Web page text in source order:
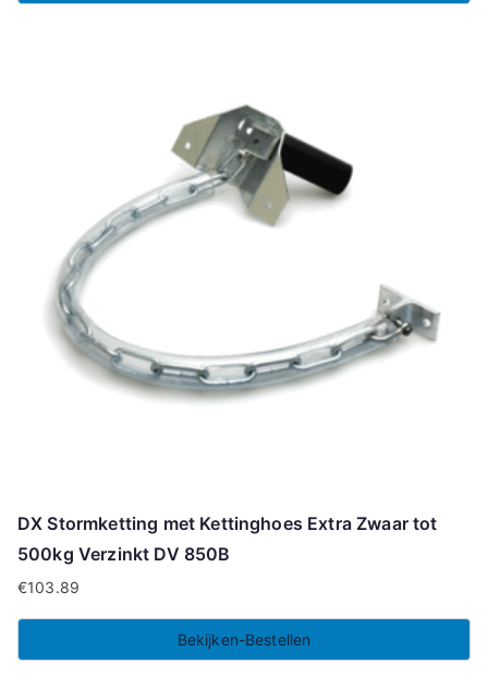
DX Stormketting met Kettinghoes Extra Zwaar tot
500kg Verzinkt DV 850B
€103.89
Bekijken-Bestellen